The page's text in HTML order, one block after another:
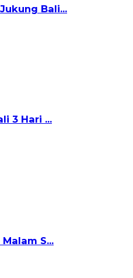
Bali...
3 Hari ...
S...